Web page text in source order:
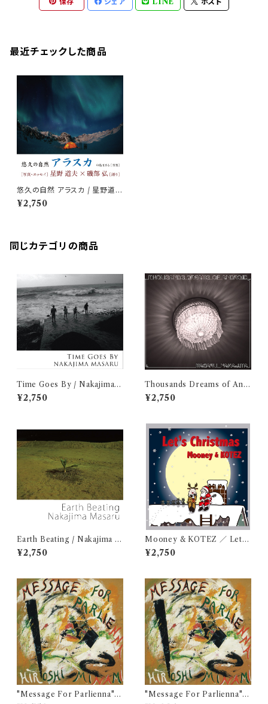
最近チェックした商品
悠久の自然 アラスカ / 星野道夫
× 磯部弘
¥2,750
同じカテゴリの商品
Time Goes By / Nakajima
Masaru
¥2,750
Thousands Dreams of And
roid / Nakajima Masaru
¥2,750
Earth Beating / Nakajima M
asaru
¥2,750
Mooney & KOTEZ ／ Let’s
Christmas
¥2,750
"Message For Parlienna" /
"Message For Parlienna" /